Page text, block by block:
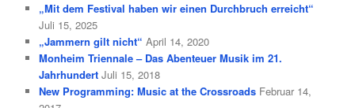
„Mit dem Festival haben wir einen Durchbruch erreicht“
Juli 15, 2025
„Jammern gilt nicht“ April 14, 2020
Monheim Triennale – Das Abenteuer Musik im 21.
Jahrhundert Juli 15, 2018
New Programming: Music at the Crossroads Februar 14,